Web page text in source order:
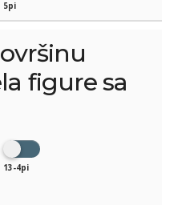
5pi
figure sa
13-4pi